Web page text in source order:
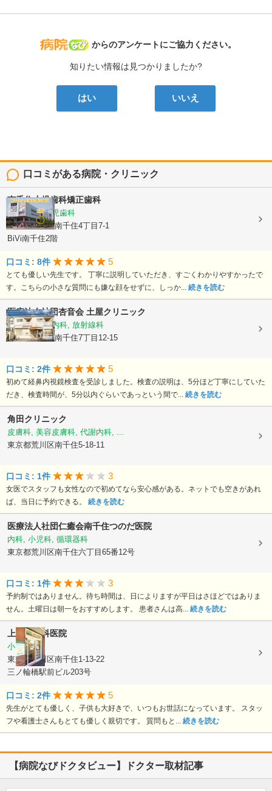
病院なび
からのアンケートにご協力ください。
知りたい情報は見つかりましたか?
はい いいえ
口コミがある病院・クリニック
南千住小児歯科矯正歯科
矯正歯科, 小児歯科
東京都荒川区南千住4丁目7-1
BiVi南千住2階
口コミ: 8件 5
とても優しい先生です。 丁寧に説明していただき、すごくわかりやすかったで
す。こちらの小さな質問にも嫌な顔をせずに、しっか... 続きを読む
医療法人社団杏音会 土屋クリニック
内科, 消化器内科, 放射線科
東京都荒川区南千住7丁目12-15
口コミ: 2件 5
初めて経鼻内視鏡検査を受診しました。検査の説明は、5分ほど丁寧にしていた
だき、検査時間が、5分以内ぐらいであっという間で... 続きを読む
角田クリニック
皮膚科, 美容皮膚科, 代謝内科, ...
東京都荒川区南千住5-18-11
口コミ: 1件 3
女医でスタッフも女性なので初めてなら安心感がある。ネットでも空きがあれ
ば、当日に予約できる。 続きを読む
医療法人社団仁癒会南千住つのだ医院
内科, 小児科, 循環器科
東京都荒川区南千住六丁目65番12号
口コミ: 1件 3
予約制ではありません。待ち時間は、日によりますが平日はさほどではありま
せん。土曜日は朝一をおすすめします。 患者さんは高... 続きを読む
上野小児科医院
小児科
東京都荒川区南千住1-13-22
三ノ輪橋駅前ビル203号
口コミ: 2件 5
先生がとても優しく、子供も大好きで、いつもお世話になっています。 スタッ
フや看護士さんもとても優しく親切です。 質問もと... 続きを読む
【病院なびドクタビュー】ドクター取材記事